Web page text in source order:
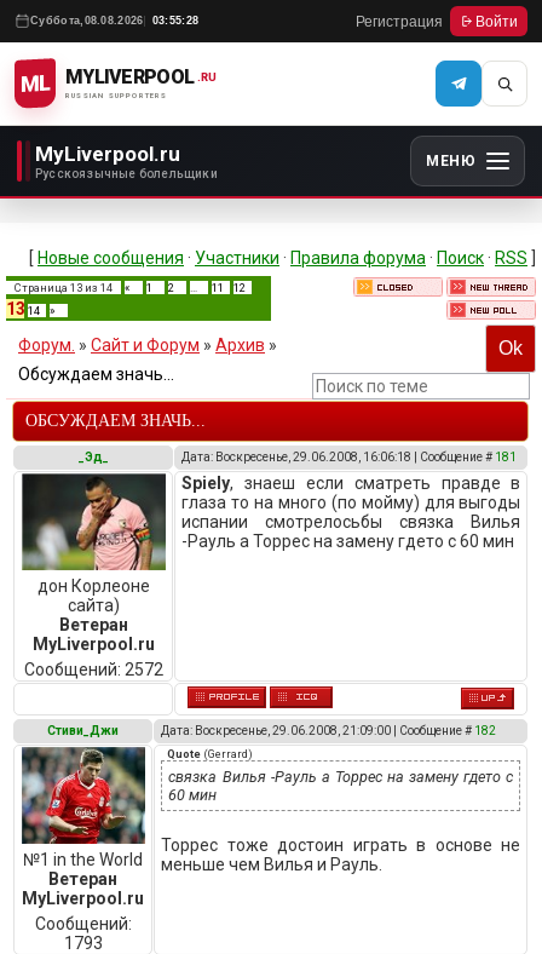
Суббота, 08.08.2026 03:55:28 Регистрация Войти
ML MYLIVERPOOL
RUSSIAN SUPPORTERS
.RU
MyLiverpool.ru
Русскоязычные болельщики
МЕНЮ
[ Новые сообщения · Участники · Правила форума · Поиск · RSS
Страница 13 из 14 « 1 2 11 12
13 14 »
Форум. » Сайт и Форум » Архив »
Обсуждаем значь...
ОБСУЖДАЕМ ЗНАЧЬ...
_Эд_ Дата: Воскресенье, 29.06.2008, 16:06:18 | Сообщение # 181
дон Корлеоне
сайта)
Ветеран
MyLiverpool.ru
Сообщений: 2572
Spiely, знаеш если сматреть правде в
глаза то на много (по мойму) для выгоды
испании смотрелосьбы связка Вилья
-Рауль а Торрес на замену гдето с 60 мин
Стиви_Джи Дата: Воскресенье, 29.06.2008, 21:09:00 | Сообщение # 182
№1 in the World
Ветеран
MyLiverpool.ru
Сообщений:
1793
Quote (Gerrard)
связка Вилья -Рауль а Торрес на замену гдето с
60 мин
Торрес тоже достоин играть в основе не
меньше чем Вилья и Рауль.